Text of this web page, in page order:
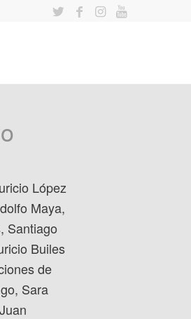
López
Maya,
Santiago
Builes
de
Sara